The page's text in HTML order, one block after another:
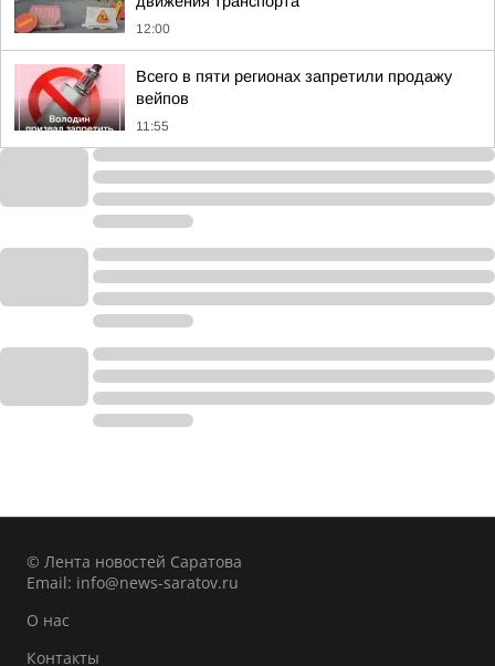
12:00
Всего в пяти регионах запретили продажу
вейпов
11:55
© Лента новостей Саратова
Email: info@news-saratov.ru
О нас
Контакты